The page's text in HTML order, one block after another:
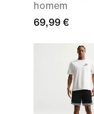
homem
69,99 €